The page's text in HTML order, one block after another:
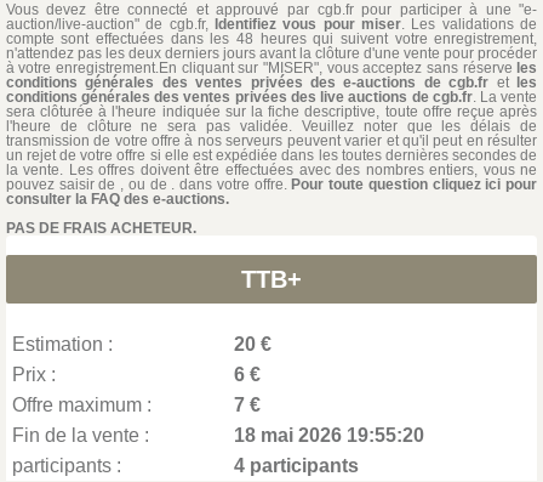
Vous devez être connecté et approuvé par cgb.fr pour participer à une "e-
auction/live-auction" de cgb.fr, Identifiez vous pour miser. Les validations de
compte sont effectuées dans les 48 heures qui suivent votre enregistrement,
n'attendez pas les deux derniers jours avant la clôture d'une vente pour procéder
à votre enregistrement.En cliquant sur "MISER", vous acceptez sans réserve les
conditions générales des ventes privées des e-auctions de cgb.fr et les
conditions générales des ventes privées des live auctions de cgb.fr. La vente
sera clôturée à l'heure indiquée sur la fiche descriptive, toute offre reçue après
l'heure de clôture ne sera pas validée. Veuillez noter que les délais de
transmission de votre offre à nos serveurs peuvent varier et qu'il peut en résulter
un rejet de votre offre si elle est expédiée dans les toutes dernières secondes de
la vente. Les offres doivent être effectuées avec des nombres entiers, vous ne
pouvez saisir de , ou de . dans votre offre. Pour toute question cliquez ici pour
consulter la FAQ des e-auctions.
PAS DE FRAIS ACHETEUR.
TTB+
Estimation :
20 €
Prix :
6 €
Offre maximum :
7 €
Fin de la vente :
18 mai 2026 19:55:20
participants :
4 participants